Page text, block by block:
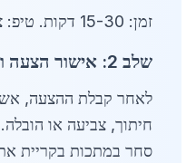
זמן: 15-30 דקות. טיפ: צרפו שרטוטים לקיצור זמן.
שלב 2: אישור הצעה ובחירת אופציות
חיתוך, צביעה או